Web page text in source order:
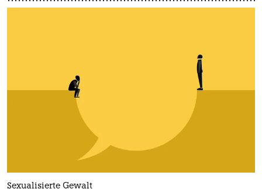
Sexualisierte Gewalt